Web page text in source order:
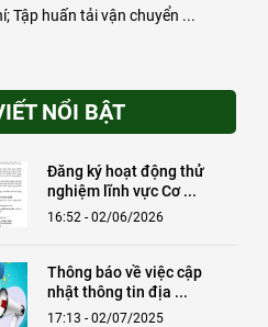
Tập huấn tải vận chuyển ...
NỔI BẬT
Đăng ký hoạt động thử
nghiệm lĩnh vực Cơ ...
16:52 - 02/06/2026
Thông báo về việc cập
nhật thông tin địa ...
17:13 - 02/07/2025